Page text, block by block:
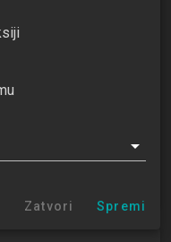
1.1 (PDDSIZ)
informacijskih
Zatvori Spremi